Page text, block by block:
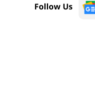
Follow Us